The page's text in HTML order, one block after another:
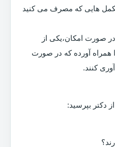
مکمل هایی که مصرف می کنید
صورت امکان،یکی از
همراه آورده که در صورت
کنند.
دکتر بپرسید: